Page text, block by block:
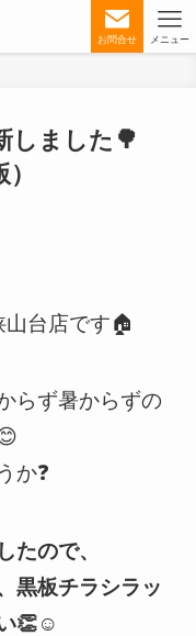
お問合せ メニュー
しました🌳
山台店です🏠
らず暑からずの
か❓
たので、
黒板チラシラッ
👏☺️